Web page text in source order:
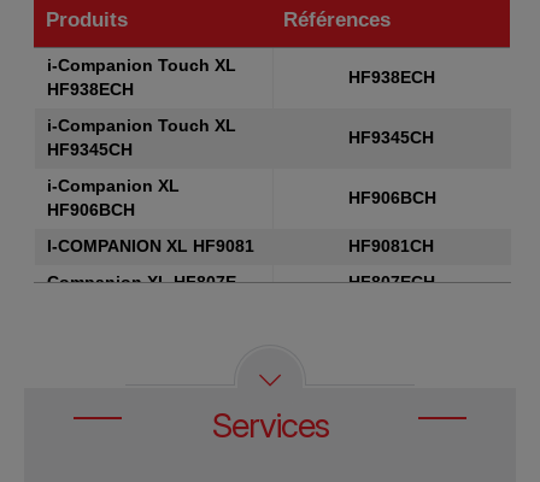
Produits
Références
Produits
i-Companion Touch XL
HF938ECH
HF938ECH
i-Companion Touch XL
HF9345CH
HF9345CH
i-Companion XL
HF906BCH
HF906BCH
I-COMPANION XL HF9081
HF9081CH
Companion XL HF807E
HF807ECH
Services